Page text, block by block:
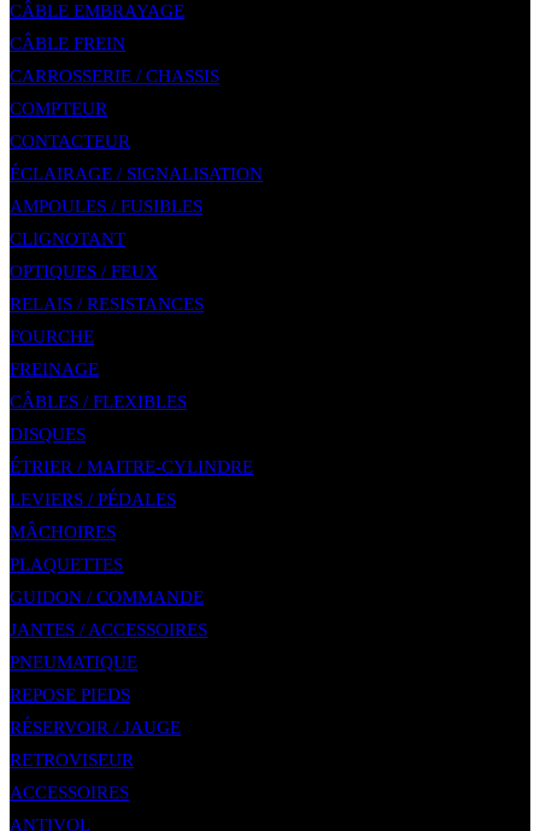
CÂBLE EMBRAYAGE
CÂBLE FREIN
CARROSSERIE / CHASSIS
COMPTEUR
CONTACTEUR
ÉCLAIRAGE / SIGNALISATION
AMPOULES / FUSIBLES
CLIGNOTANT
OPTIQUES / FEUX
RELAIS / RESISTANCES
FOURCHE
FREINAGE
CÂBLES / FLEXIBLES
DISQUES
ÉTRIER / MAITRE-CYLINDRE
LEVIERS / PÉDALES
MÂCHOIRES
PLAQUETTES
GUIDON / COMMANDE
JANTES / ACCESSOIRES
PNEUMATIQUE
REPOSE PIEDS
RÉSERVOIR / JAUGE
RETROVISEUR
ACCESSOIRES
ANTIVOL